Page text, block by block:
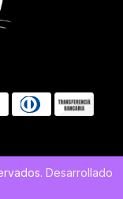
Desarrollado